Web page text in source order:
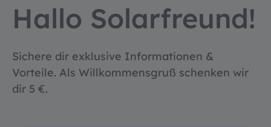
Hallo Solarfreund!
Sichere dir exklusive Informationen &
Vorteile. Als Willkommensgruß schenken wir
dir 5 €.